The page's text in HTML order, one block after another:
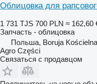
Облицовка для
1 731 TJS 700 PLN ≈ 162,60
Запчасть - облицовка
Польша, Boruja Kościelna
Agro Części
Связаться с продавцом